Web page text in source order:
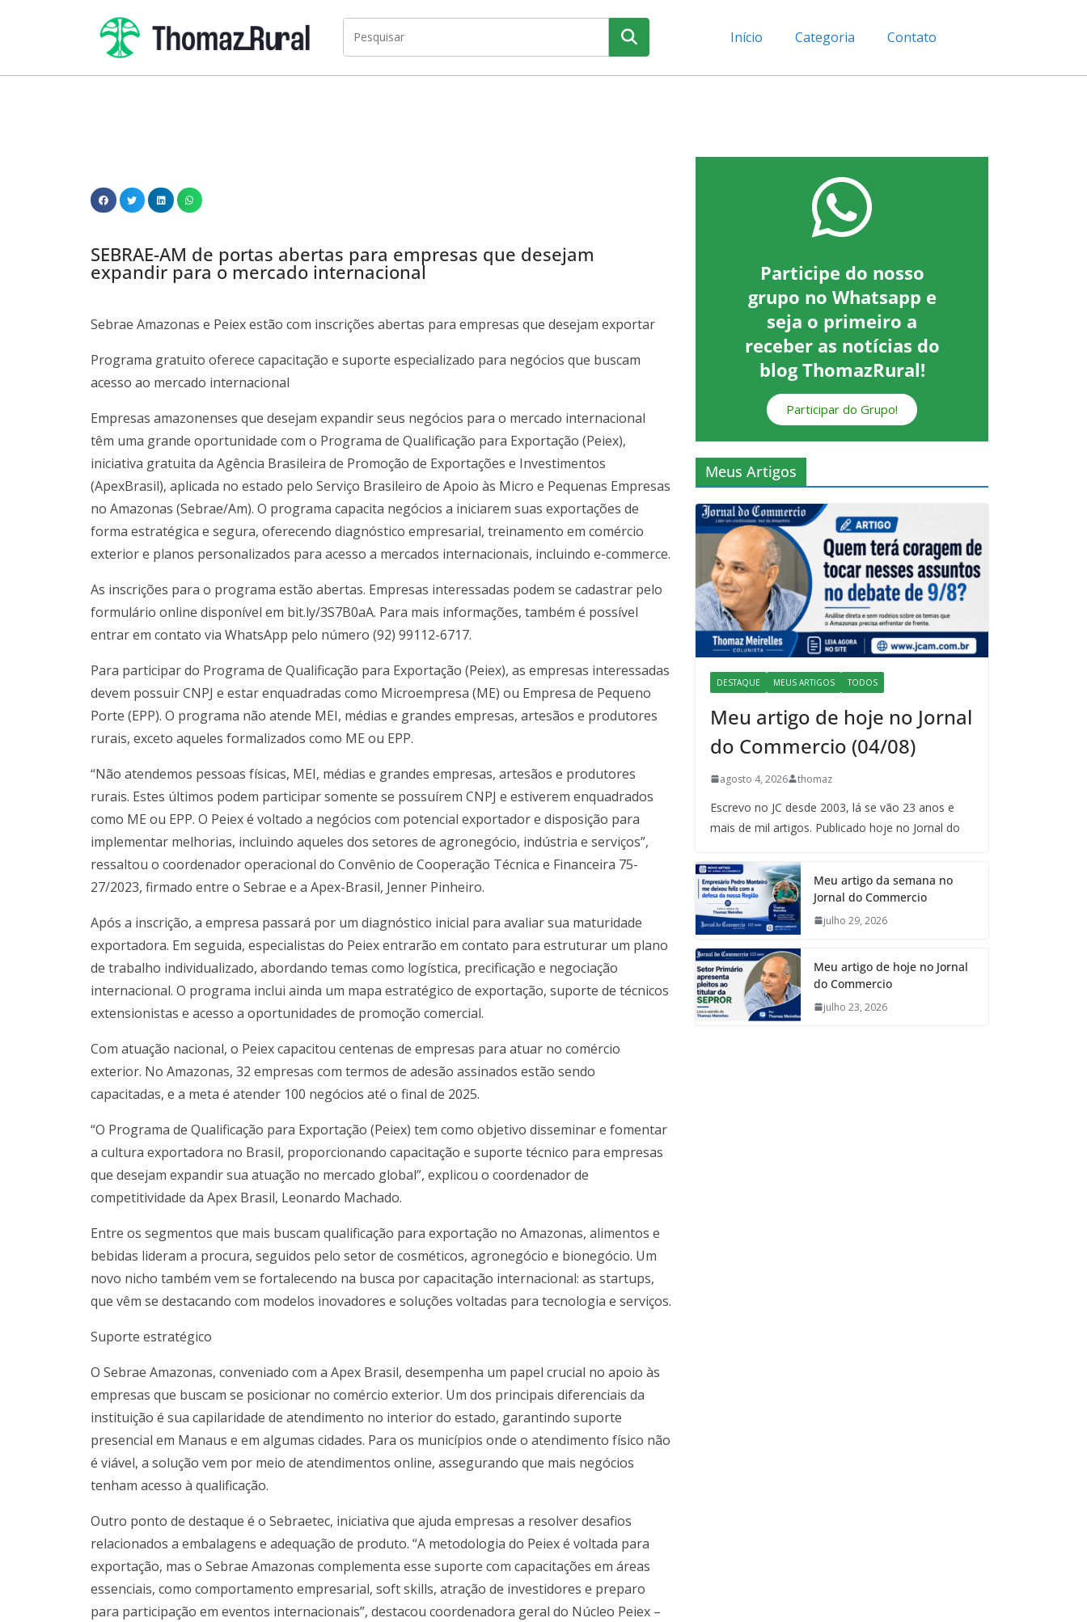
Início Categoria Contato
SEBRAE-AM de portas abertas para empresas que desejam
expandir para o mercado internacional
Sebrae Amazonas e Peiex estão com inscrições abertas para empresas que desejam exportar
Programa gratuito oferece capacitação e suporte especializado para negócios que buscam
acesso ao mercado internacional
Empresas amazonenses que desejam expandir seus negócios para o mercado internacional
têm uma grande oportunidade com o Programa de Qualificação para Exportação (Peiex),
iniciativa gratuita da Agência Brasileira de Promoção de Exportações e Investimentos
(ApexBrasil), aplicada no estado pelo Serviço Brasileiro de Apoio às Micro e Pequenas Empresas
no Amazonas (Sebrae/Am). O programa capacita negócios a iniciarem suas exportações de
forma estratégica e segura, oferecendo diagnóstico empresarial, treinamento em comércio
exterior e planos personalizados para acesso a mercados internacionais, incluindo e-commerce.
As inscrições para o programa estão abertas. Empresas interessadas podem se cadastrar pelo
formulário online disponível em bit.ly/3S7B0aA. Para mais informações, também é possível
entrar em contato via WhatsApp pelo número (92) 99112-6717.
Para participar do Programa de Qualificação para Exportação (Peiex), as empresas interessadas
devem possuir CNPJ e estar enquadradas como Microempresa (ME) ou Empresa de Pequeno
Porte (EPP). O programa não atende MEI, médias e grandes empresas, artesãos e produtores
rurais, exceto aqueles formalizados como ME ou EPP.
“Não atendemos pessoas físicas, MEI, médias e grandes empresas, artesãos e produtores
rurais. Estes últimos podem participar somente se possuírem CNPJ e estiverem enquadrados
como ME ou EPP. O Peiex é voltado a negócios com potencial exportador e disposição para
implementar melhorias, incluindo aqueles dos setores de agronegócio, indústria e serviços”,
ressaltou o coordenador operacional do Convênio de Cooperação Técnica e Financeira 75-
27/2023, firmado entre o Sebrae e a Apex-Brasil, Jenner Pinheiro.
Após a inscrição, a empresa passará por um diagnóstico inicial para avaliar sua maturidade
exportadora. Em seguida, especialistas do Peiex entrarão em contato para estruturar um plano
de trabalho individualizado, abordando temas como logística, precificação e negociação
internacional. O programa inclui ainda um mapa estratégico de exportação, suporte de técnicos
extensionistas e acesso a oportunidades de promoção comercial.
Com atuação nacional, o Peiex capacitou centenas de empresas para atuar no comércio
exterior. No Amazonas, 32 empresas com termos de adesão assinados estão sendo
capacitadas, e a meta é atender 100 negócios até o final de 2025.
“O Programa de Qualificação para Exportação (Peiex) tem como objetivo disseminar e fomentar
a cultura exportadora no Brasil, proporcionando capacitação e suporte técnico para empresas
que desejam expandir sua atuação no mercado global”, explicou o coordenador de
competitividade da Apex Brasil, Leonardo Machado.
Entre os segmentos que mais buscam qualificação para exportação no Amazonas, alimentos e
bebidas lideram a procura, seguidos pelo setor de cosméticos, agronegócio e bionegócio. Um
novo nicho também vem se fortalecendo na busca por capacitação internacional: as startups,
que vêm se destacando com modelos inovadores e soluções voltadas para tecnologia e serviços.
Suporte estratégico
O Sebrae Amazonas, conveniado com a Apex Brasil, desempenha um papel crucial no apoio às
empresas que buscam se posicionar no comércio exterior. Um dos principais diferenciais da
instituição é sua capilaridade de atendimento no interior do estado, garantindo suporte
presencial em Manaus e em algumas cidades. Para os municípios onde o atendimento físico não
é viável, a solução vem por meio de atendimentos online, assegurando que mais negócios
tenham acesso à qualificação.
Outro ponto de destaque é o Sebraetec, iniciativa que ajuda empresas a resolver desafios
relacionados a embalagens e adequação de produto. “A metodologia do Peiex é voltada para
exportação, mas o Sebrae Amazonas complementa esse suporte com capacitações em áreas
essenciais, como comportamento empresarial, soft skills, atração de investidores e preparo
para participação em eventos internacionais”, destacou coordenadora geral do Núcleo Peiex –
Participe do nosso
grupo no Whatsapp e
seja o primeiro a
receber as notícias do
blog ThomazRural!
Participar do Grupo!
Meus Artigos
DESTAQUE MEUS ARTIGOS TODOS
Meu artigo de hoje no Jornal
do Commercio (04/08)
agosto 4, 2026 thomaz
Escrevo no JC desde 2003, lá se vão 23 anos e
mais de mil artigos. Publicado hoje no Jornal do
Meu artigo da semana no
Jornal do Commercio
julho 29, 2026
Meu artigo de hoje no Jornal
do Commercio
julho 23, 2026